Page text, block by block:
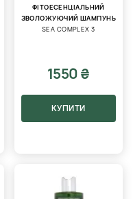
ФІТОЕСЕНЦІАЛЬНИЙ
ЗВОЛОЖУЮЧИЙ ШАМПУНЬ
SEA COMPLEX 3
1550 ₴
КУПИТИ